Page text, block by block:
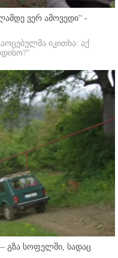
ვერ ამოვედი'' -
იკითხა: აქ
გზა სოფელში, სადაც